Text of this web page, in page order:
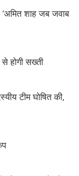
शाह जब जवाब
से होगी सख्ती
टीम घोषित की,